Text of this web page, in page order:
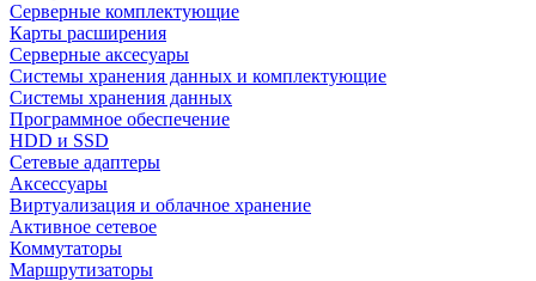
Серверные комплектующие
Карты расширения
Серверные аксесуары
Системы хранения данных и комплектующие
Системы хранения данных
Программное обеспечение
HDD и SSD
Сетевые адаптеры
Аксессуары
Виртуализация и облачное хранение
Активное сетевое
Коммутаторы
Маршрутизаторы